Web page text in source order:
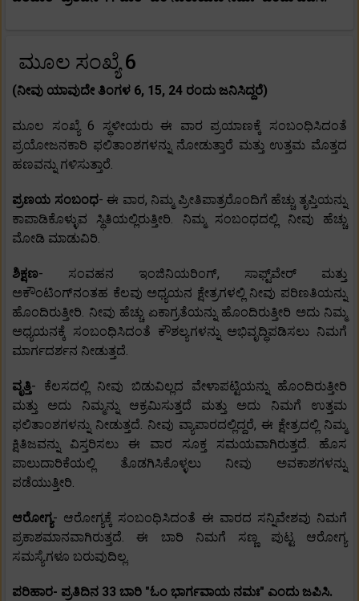
ಮೂಲ ಸಂಖ್ಯೆ 6
(ನೀವು ಯಾವುದೇ ತಿಂಗಳ 6, 15, 24 ರಂದು ಜನಿಸಿದ್ದರೆ)
ಮೂಲ ಸಂಖ್ಯೆ 6 ಸ್ಥಳೀಯರು ಈ ವಾರ ಪ್ರಯಾಣಕ್ಕೆ ಸಂಬಂಧಿಸಿದಂತೆ
ಪ್ರಯೋಜನಕಾರಿ ಫಲಿತಾಂಶಗಳನ್ನು ನೋಡುತ್ತಾರೆ ಮತ್ತು ಉತ್ತಮ ಮೊತ್ತದ
ಹಣವನ್ನು ಗಳಿಸುತ್ತಾರೆ.
ಪ್ರಣಯ ಸಂಬಂಧ- ಈ ವಾರ, ನಿಮ್ಮ ಪ್ರೀತಿಪಾತ್ರರೊಂದಿಗೆ ಹೆಚ್ಚು ತೃಪ್ತಿಯನ್ನು
ಕಾಪಾಡಿಕೊಳ್ಳುವ ಸ್ಥಿತಿಯಲ್ಲಿರುತ್ತೀರಿ. ನಿಮ್ಮ ಸಂಬಂಧದಲ್ಲಿ ನೀವು ಹೆಚ್ಚು
ಮೋಡಿ ಮಾಡುವಿರಿ.
ಶಿಕ್ಷಣ- ಸಂವಹನ ಇಂಜಿನಿಯರಿಂಗ್, ಸಾಫ್ಟ್‌ವೇರ್ ಮತ್ತು
ಅಕೌಂಟಿಂಗ್‌ನಂತಹ ಕೆಲವು ಅಧ್ಯಯನ ಕ್ಷೇತ್ರಗಳಲ್ಲಿ ನೀವು ಪರಿಣತಿಯನ್ನು
ಹೊಂದಿರುತ್ತೀರಿ. ನೀವು ಹೆಚ್ಚು ಏಕಾಗ್ರತೆಯನ್ನು ಹೊಂದಿರುತ್ತೀರಿ ಅದು ನಿಮ್ಮ
ಅಧ್ಯಯನಕ್ಕೆ ಸಂಬಂಧಿಸಿದಂತೆ ಕೌಶಲ್ಯಗಳನ್ನು ಅಭಿವೃದ್ಧಿಪಡಿಸಲು ನಿಮಗೆ
ಮಾರ್ಗದರ್ಶನ ನೀಡುತ್ತದೆ.
ವೃತ್ತಿ- ಕೆಲಸದಲ್ಲಿ ನೀವು ಬಿಡುವಿಲ್ಲದ ವೇಳಾಪಟ್ಟಿಯನ್ನು ಹೊಂದಿರುತ್ತೀರಿ
ಮತ್ತು ಅದು ನಿಮ್ಮನ್ನು ಆಕ್ರಮಿಸುತ್ತದೆ ಮತ್ತು ಅದು ನಿಮಗೆ ಉತ್ತಮ
ಫಲಿತಾಂಶಗಳನ್ನು ನೀಡುತ್ತದೆ. ನೀವು ವ್ಯಾಪಾರದಲ್ಲಿದ್ದರೆ, ಈ ಕ್ಷೇತ್ರದಲ್ಲಿ ನಿಮ್ಮ
ಕ್ಷಿತಿಜವನ್ನು ವಿಸ್ತರಿಸಲು ಈ ವಾರ ಸೂಕ್ತ ಸಮಯವಾಗಿರುತ್ತದೆ. ಹೊಸ
ಪಾಲುದಾರಿಕೆಯಲ್ಲಿ ತೊಡಗಿಸಿಕೊಳ್ಳಲು ನೀವು ಅವಕಾಶಗಳನ್ನು
ಪಡೆಯುತ್ತೀರಿ.
ಆರೋಗ್ಯ- ಆರೋಗ್ಯಕ್ಕೆ ಸಂಬಂಧಿಸಿದಂತೆ ಈ ವಾರದ ಸನ್ನಿವೇಶವು ನಿಮಗೆ
ಪ್ರಕಾಶಮಾನವಾಗಿರುತ್ತದೆ. ಈ ಬಾರಿ ನಿಮಗೆ ಸಣ್ಣ ಪುಟ್ಟ ಆರೋಗ್ಯ
ಸಮಸ್ಯೆಗಳೂ ಬರುವುದಿಲ್ಲ.
ಪರಿಹಾರ- ಪ್ರತಿದಿನ 33 ಬಾರಿ "ಓಂ ಭಾರ್ಗವಾಯ ನಮಃ" ಎಂದು ಜಪಿಸಿ.